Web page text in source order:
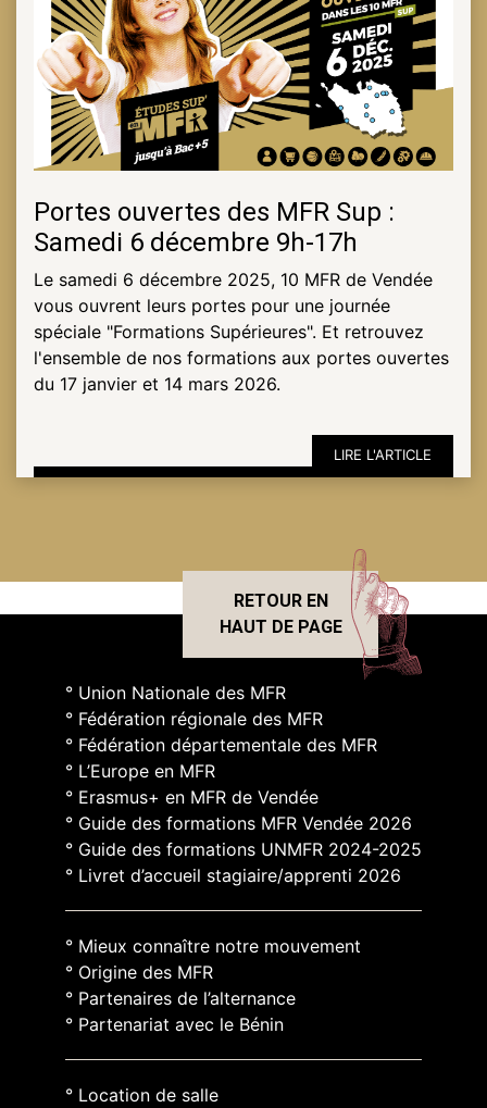
Portes ouvertes des MFR Sup :
Samedi 6 décembre 9h-17h
Le samedi 6 décembre 2025, 10 MFR de Vendée
vous ouvrent leurs portes pour une journée
spéciale "Formations Supérieures". Et retrouvez
l'ensemble de nos formations aux portes ouvertes
du 17 janvier et 14 mars 2026.
LIRE L'ARTICLE
RETOUR EN
HAUT DE PAGE
° Union Nationale des MFR
° Fédération régionale des MFR
° Fédération départementale des MFR
° L’Europe en MFR
° Erasmus+ en MFR de Vendée
° Guide des formations MFR Vendée 2026
° Guide des formations UNMFR 2024-2025
° Livret d’accueil stagiaire/apprenti 2026
° Mieux connaître notre mouvement
° Origine des MFR
° Partenaires de l’alternance
° Partenariat avec le Bénin
° Location de salle